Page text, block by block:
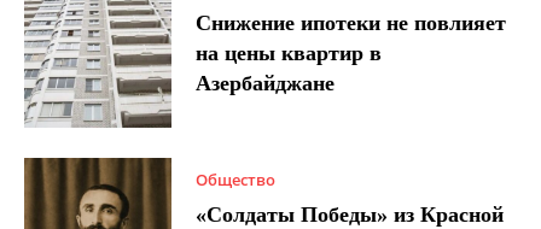
Снижение ипотеки не повлияет
на цены квартир в
Азербайджане
Общество
«Солдаты Победы» из Красной